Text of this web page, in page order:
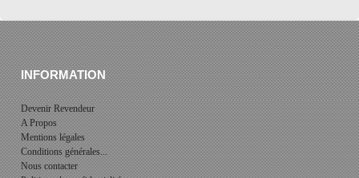
INFORMATION
Devenir Revendeur
A Propos
Mentions légales
Conditions générales...
Nous contacter